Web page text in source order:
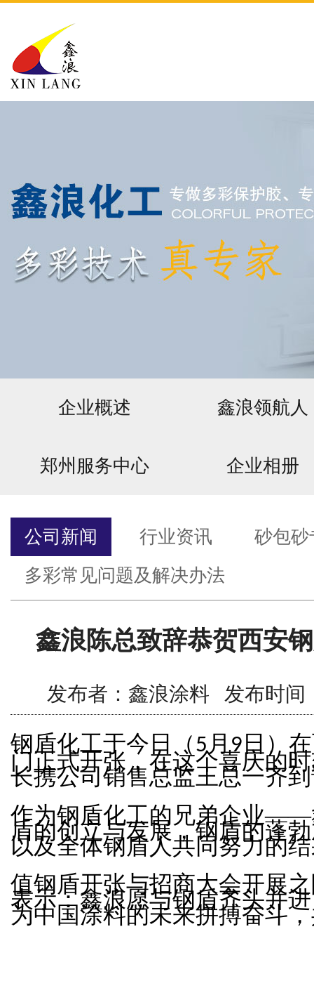
企业概述 鑫浪领航人
郑州服务中心 企业相册
公司新闻 行业资讯
砂包砂
多彩常见问题及解决办法
鑫浪陈总致辞恭贺西安
发布者：鑫浪涂料 发布时间
钢盾化工于今日（5月9 日）
门正式开张，在这个喜庆的
长携公司销售总监王总一齐
作为钢盾化工的兄弟企业——
盾的创立与发展，钢盾的蓬
以及全体钢盾人共同努力的
值钢盾开张与招商大会开展
表示：鑫浪愿与钢盾齐头并
为中国涂料的未来拼搏奋斗